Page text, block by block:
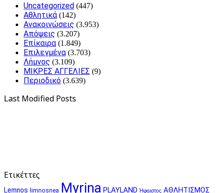
Uncategorized (447)
Αθλητικά (142)
Ανακοινώσεις (3.953)
Απόψεις (3.207)
Επίκαιρα (1.849)
Επιλεγμένα (3.703)
Λήμνος (3.109)
ΜΙΚΡΕΣ ΑΓΓΕΛΙΕΣ (9)
Περιοδικό (3.639)
Last Modified Posts
Ετικέττες
Lemnos limnosnea Myrina PLAYLAND Ήφαιστος ΑΘΛΗΤΙΣΜΟΣ